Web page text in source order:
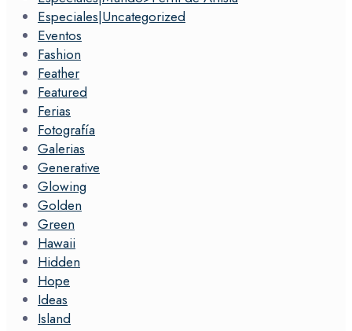
Especiales|Uncategorized
Eventos
Fashion
Feather
Featured
Ferias
Fotografía
Galerias
Generative
Glowing
Golden
Green
Hawaii
Hidden
Hope
Ideas
Island